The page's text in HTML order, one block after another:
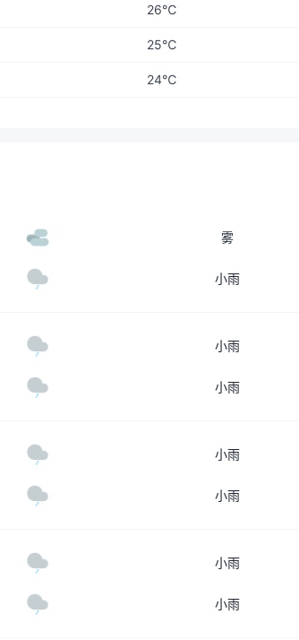
26℃
25℃
24℃
雾
小雨
小雨
小雨
小雨
小雨
小雨
小雨